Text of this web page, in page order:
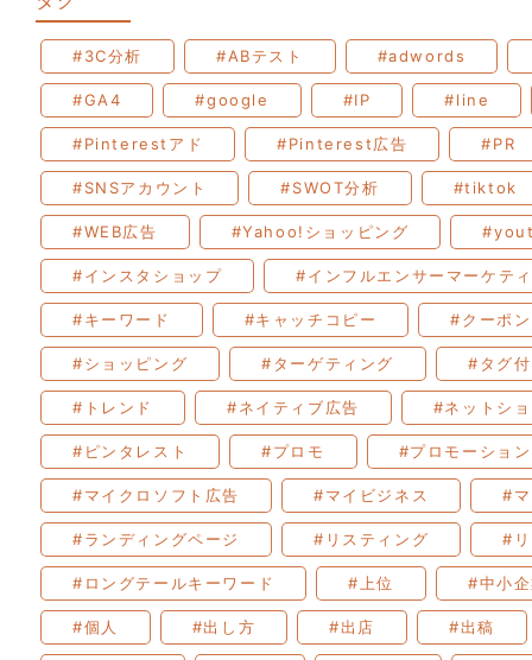
#3C分析 #ABテスト #adwords
#GA4 #google #IP #line
#Pinterestアド #Pinterest広告 #PR
#SNSアカウント #SWOT分析 #tiktok
#WEB広告 #Yahoo!ショッピング
#インスタショップ #インフルエンサーマーケテ
#キーワード #キャッチコピー #クーポン
#ショッピング #ターゲティング #タグ
#トレンド #ネイティブ広告 #ネットシ
#ピンタレスト #プロモ #プロモーション
#マイクロソフト広告 #マイビジネス #
#ランディングページ #リスティング #
#ロングテールキーワード #上位 #中小
#個人 #出し方 #出店 #出稿